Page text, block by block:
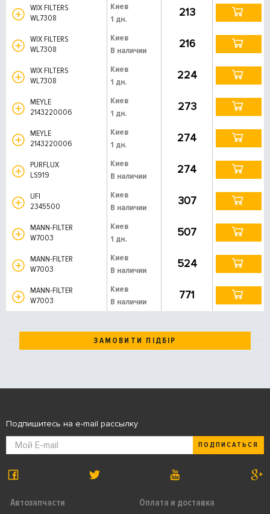
WIX FILTERS
WL7308
Киев
1 дн.
213
WIX FILTERS
WL7308
Киев
В наличии
216
WIX FILTERS
WL7308
Киев
1 дн.
224
MEYLE
2143220006
Киев
1 дн.
273
MEYLE
2143220006
Киев
1 дн.
274
PURFLUX
LS919
Киев
В наличии
274
UFI
2345500
Киев
В наличии
307
MANN-FILTER
W7003
Киев
1 дн.
507
MANN-FILTER
W7003
Киев
В наличии
524
MANN-FILTER
W7003
Киев
В наличии
771
ЗАМОВИТИ ПІДБІР
Автозапчасти
Оплата и доставка
Подпишитесь на e-mail рассылку
ПОДПИСАТЬСЯ